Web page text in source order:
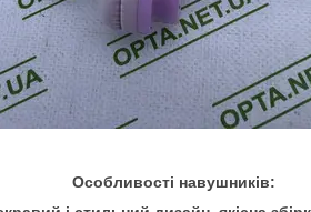
Особливості навушників: